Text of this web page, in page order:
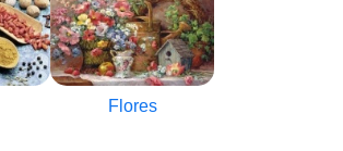
Flores